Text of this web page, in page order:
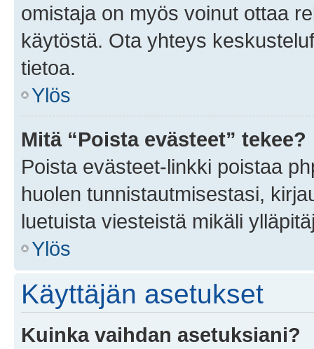
omistaja on myös voinut ottaa
käytöstä. Ota yhteys
tietoa.
Ylös
Mitä “Poista evästeet” tekee?
Poista evästeet-linkki poistaa
huolen tunnistautmisestasi,
luetuista viesteistä mikäli
Ylös
Käyttäjän asetukset
Kuinka vaihdan asetuksiani?